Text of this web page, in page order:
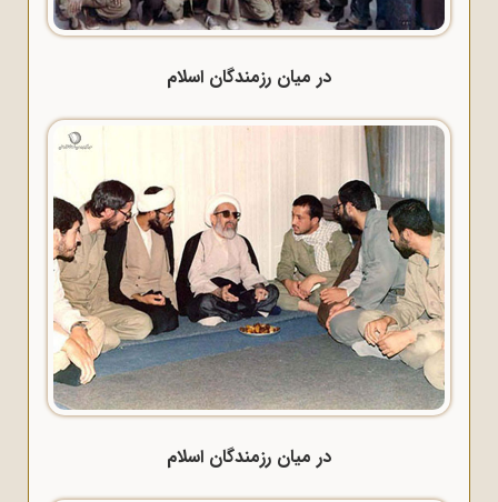
در میان رزمندگان اسلام
در میان رزمندگان اسلام